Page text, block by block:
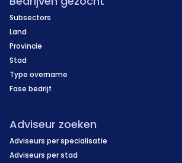
Subsectors
Land
Provincie
Stad
Type overname
Fase bedrijf
Adviseur zoeken
Adviseurs per specialisatie
Adviseurs per stad